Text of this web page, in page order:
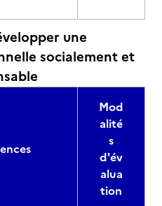
une
socialement et
Mod
alité
s
d'év
alua
tion